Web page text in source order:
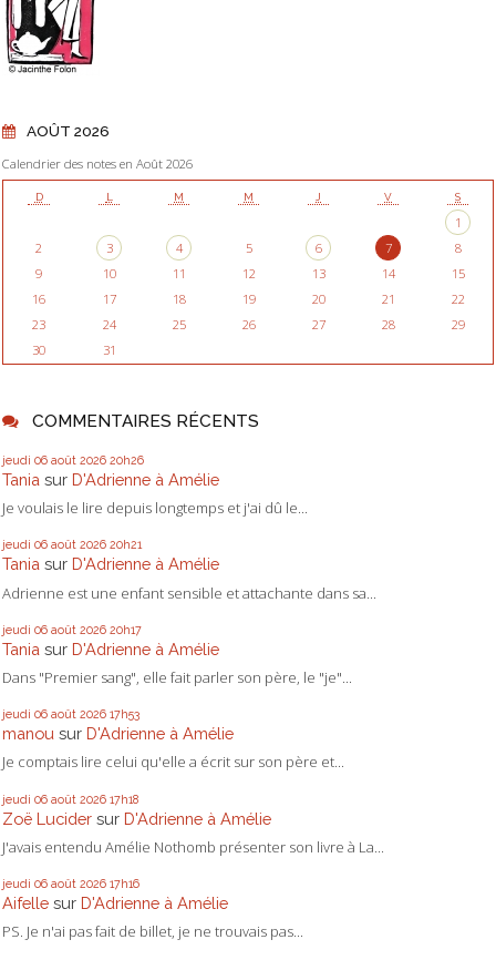
AOÛT 2026
Calendrier des notes en Août 2026
D L M M J V S
1
2
3 4 5 6 7
8
9
10 11 12 13 14
15
16
17 18 19 20 21
22
23
24 25 26 27 28
29
30
31
COMMENTAIRES RÉCENTS
jeudi 06 août 2026 20h26
Tania sur D'Adrienne à Amélie
Je voulais le lire depuis longtemps et j'ai dû le...
jeudi 06 août 2026 20h21
Tania sur D'Adrienne à Amélie
Adrienne est une enfant sensible et attachante dans sa...
jeudi 06 août 2026 20h17
Tania sur D'Adrienne à Amélie
Dans "Premier sang", elle fait parler son père, le "je"...
jeudi 06 août 2026 17h53
manou sur D'Adrienne à Amélie
Je comptais lire celui qu'elle a écrit sur son père et...
jeudi 06 août 2026 17h18
Zoë Lucider sur D'Adrienne à Amélie
J'avais entendu Amélie Nothomb présenter son livre à La...
jeudi 06 août 2026 17h16
Aifelle sur D'Adrienne à Amélie
PS. Je n'ai pas fait de billet, je ne trouvais pas...